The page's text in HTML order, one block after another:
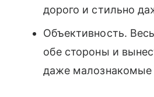
дорого и стильно
Объективность.
обе стороны и
даже малознакомые